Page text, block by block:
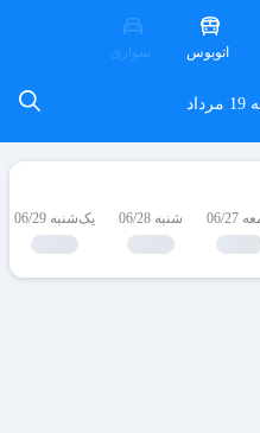
اتوبوس سواری
27 شنبه 06/28 یک‌شنبه 06/29